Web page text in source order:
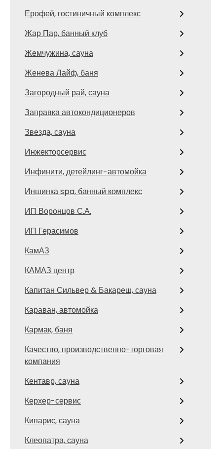
Ерофей, гостиничный комплекс
Жар Пар, банный клуб
Жемчужина, сауна
Женева Лайф, баня
Загородный рай, сауна
Заправка автокондиционеров
Звезда, сауна
Инжекторсервис
Инфинити, детейлинг-автомойка
Иншинка spa, банный комплекс
ИП Воронцов С.А.
ИП Герасимов
КамАЗ
КАМАЗ центр
Капитан Сильвер & Бакареш, сауна
Караван, автомойка
Кармак, баня
Качество, производственно-торговая
компания
Кентавр, сауна
Керхер-сервис
Кипарис, сауна
Клеопатра, сауна